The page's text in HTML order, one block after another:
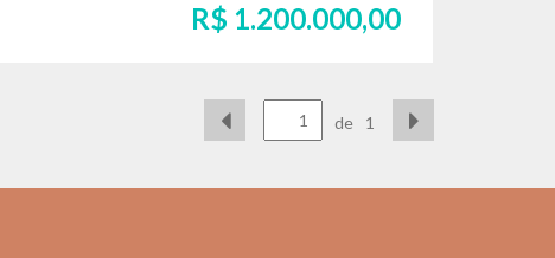
R$ 1.200.000,00
de 1